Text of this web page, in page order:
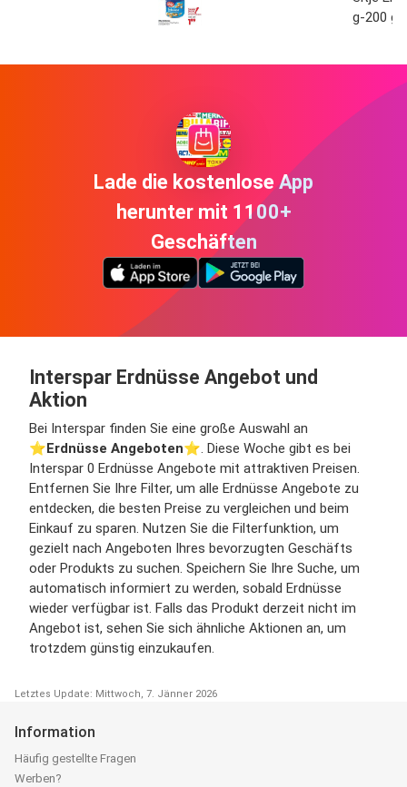
g-200 g
Lade die kostenlose App
herunter mit 1100+
Geschäften
Interspar Erdnüsse Angebot und
Aktion
Bei Interspar finden Sie eine große Auswahl an
⭐️Erdnüsse Angeboten⭐️. Diese Woche gibt es bei
Interspar 0 Erdnüsse Angebote mit attraktiven Preisen.
Entfernen Sie Ihre Filter, um alle Erdnüsse Angebote zu
entdecken, die besten Preise zu vergleichen und beim
Einkauf zu sparen. Nutzen Sie die Filterfunktion, um
gezielt nach Angeboten Ihres bevorzugten Geschäfts
oder Produkts zu suchen. Speichern Sie Ihre Suche, um
automatisch informiert zu werden, sobald Erdnüsse
wieder verfügbar ist. Falls das Produkt derzeit nicht im
Angebot ist, sehen Sie sich ähnliche Aktionen an, um
trotzdem günstig einzukaufen.
Letztes Update: Mittwoch, 7. Jänner 2026
Information
Häufig gestellte Fragen
Werben?